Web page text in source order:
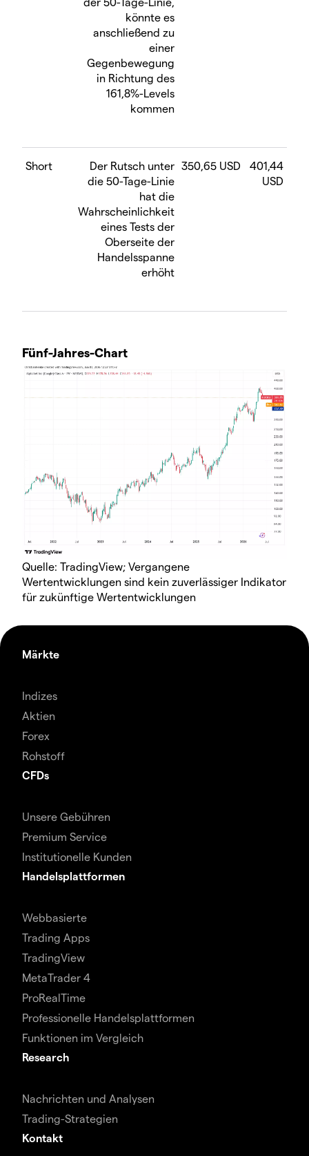
könnte es
anschließend zu
einer
Gegenbewegung
in Richtung des
161,8%-Levels
kommen
Short
Der Rutsch unter
die 50-Tage-Linie
hat die
Wahrscheinlichkeit
eines Tests der
Oberseite der
Handelsspanne
erhöht
350,65 USD
401,44
USD
Fünf-Jahres-Chart
Quelle: TradingView; Vergangene
Wertentwicklungen sind kein zuverlässiger Indikator
für zukünftige Wertentwicklungen
Märkte
Indizes
Aktien
Forex
Rohstoff
CFDs
Unsere Gebühren
Premium Service
Institutionelle Kunden
Handelsplattformen
Webbasierte
Trading Apps
TradingView
MetaTrader 4
ProRealTime
Professionelle Handelsplattformen
Funktionen im Vergleich
Research
Nachrichten und Analysen
Trading-Strategien
Kontakt